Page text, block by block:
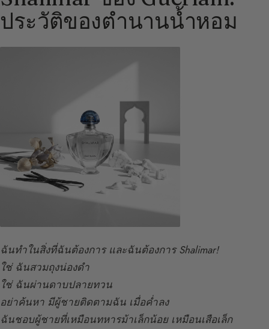
ประวัติของตำนานน้ำหอม
ฉันทำในสิ่งที่ฉันต้องการ และฉันต้องการ Shalimar!
ใช่ ฉันสวมถุงน่องดำ
ใช่ ฉันผ่านดาบปลายทวน
อย่าค้นหา มีผู้ชายติดตามฉัน เมื่อค่ำลง
ฉันชอบผู้ชายที่เหมือนทหารม้าเล็กน้อย เหมือนเสือเล็ก